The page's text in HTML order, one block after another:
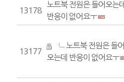
13178
노트북 전원은 들어오는데
반응이 없어요ㅜ
13177
노트북 전원은 들어
오는데 반응이 없어요ㅜ